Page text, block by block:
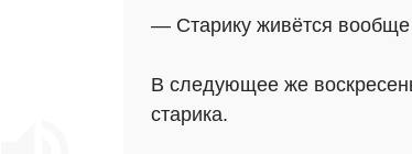
— Старику живётся
В следующее же
старика.